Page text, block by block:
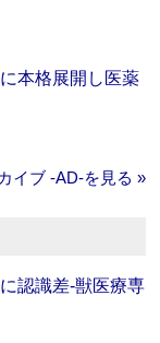
本格展開し医薬
イブ ‐AD‐を見る »
認識差‐獣医療専